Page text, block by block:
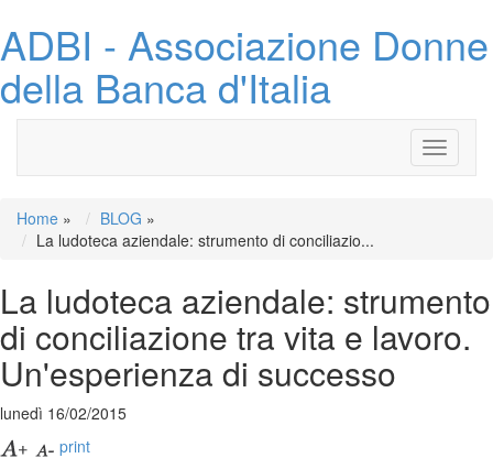
ADBI - Associazione Donne
della Banca d'Italia
Toggle
Home » BLOG »
La ludoteca aziendale: strumento di conciliazio...
La ludoteca aziendale: strumento
di conciliazione tra vita e lavoro.
Un'esperienza di successo
lunedì 16/02/2015
print